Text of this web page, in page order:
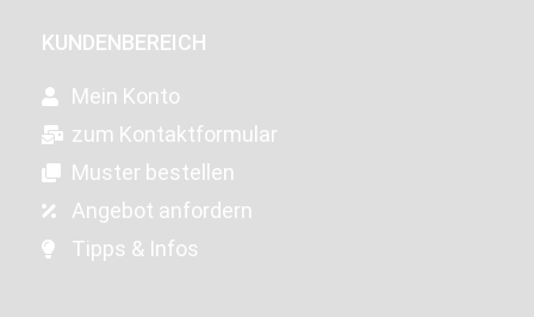
KUNDENBEREICH
Mein Konto
zum Kontaktformular
Muster bestellen
Angebot anfordern
Tipps & Infos